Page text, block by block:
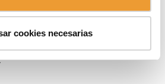
cookies necesarias
DE DATOS Y COOKIES